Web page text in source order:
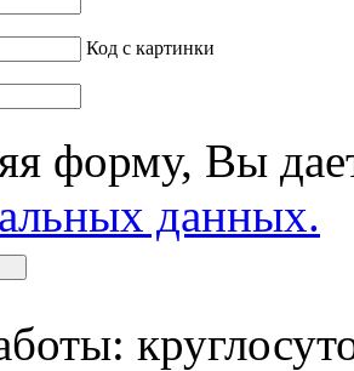
Код с картинки
форму, Вы
данных.